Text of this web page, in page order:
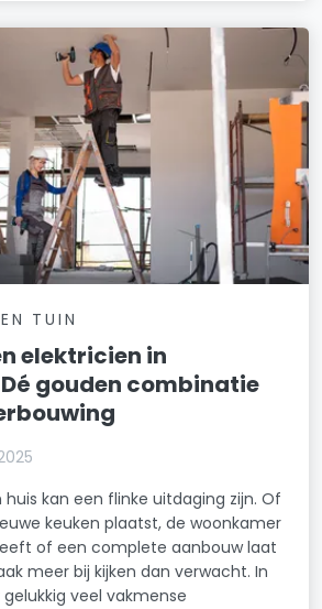
TUIN
elektricien in
gouden combinatie
huis kan een flinke uitdaging zijn. Of
keuken plaatst, de woonkamer
of een complete aanbouw laat
meer bij kijken dan verwacht. In
veel vakmense